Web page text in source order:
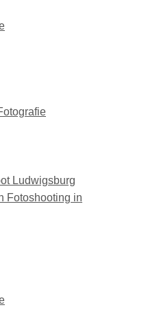
Ludwigsburg
Fotoshooting in